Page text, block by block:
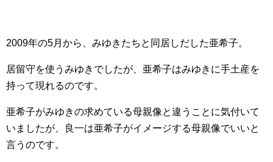
2009年の5月から、みゆきたちと同居しだした亜希子。
居留守を使うみゆきでしたが、亜希子はみゆきに手土産を
持って現れるのです。
亜希子がみゆきの求めている母親像と違うことに気付いて
いましたが、良一は亜希子がイメージする母親像でいいと
言うのです。